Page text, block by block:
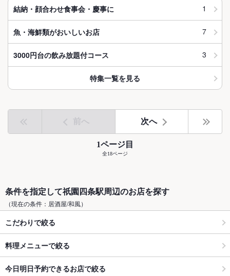
結納・顔合わせ食事会・慶事に 1
魚・海鮮類がおいしいお店 7
3000円台の飲み放題付コース 3
特集一覧を見る
前へ 次へ
1ページ目
全18ページ
条件を指定して祇園四条駅周辺のお店を探す
（現在の条件：居酒屋/和風）
こだわりで絞る
料理メニューで絞る
今日明日予約できるお店で絞る